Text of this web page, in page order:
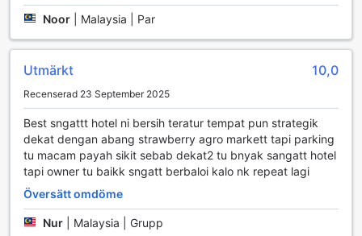
Ria Cameron Hotel erbjuder sina gäster bekväma
på plats. Denna service gör det enkelt för dem som reser
med bil att parkera sina fordon tryggt och bekvämt under
att ge enkel åtkomst till hotellet, så att du kan njuta av din
parkering.
Det är viktigt att notera att det tillkommer avgifter för
parkeringen, vilket gör det möjligt för hotellet att
upprätthålla en hög standard på sina faciliteter. Genom att
erbjuda en säker och lättillgänglig parkeringslösning, ser
Ria Cameron Hotel till att du kan fokusera på att utforska
den fantastiska naturen och de kulturella upplevelserna
Noor Malaysia | Par
Utmärkt 10,0
Recenserad 23 September 2025
Best sngattt hotel ni bersih teratur tempat pun strategik
dekat dengan abang strawberry agro markett tapi parking
tu macam payah sikit sebab dekat2 tu bnyak sangatt hotel
tapi owner tu baikk sngatt berbaloi kalo nk repeat lagi
Översätt omdöme
Nur Malaysia | Grupp